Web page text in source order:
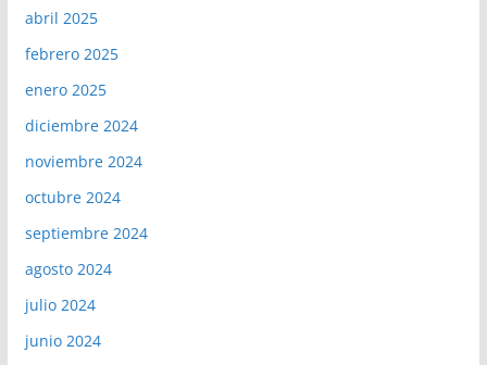
abril 2025
febrero 2025
enero 2025
diciembre 2024
noviembre 2024
octubre 2024
septiembre 2024
agosto 2024
julio 2024
junio 2024